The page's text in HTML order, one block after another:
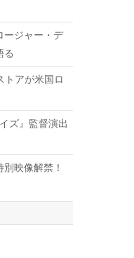
ージャー・デ
る
トアが米国ロ
ズ』監督演出
映像解禁！